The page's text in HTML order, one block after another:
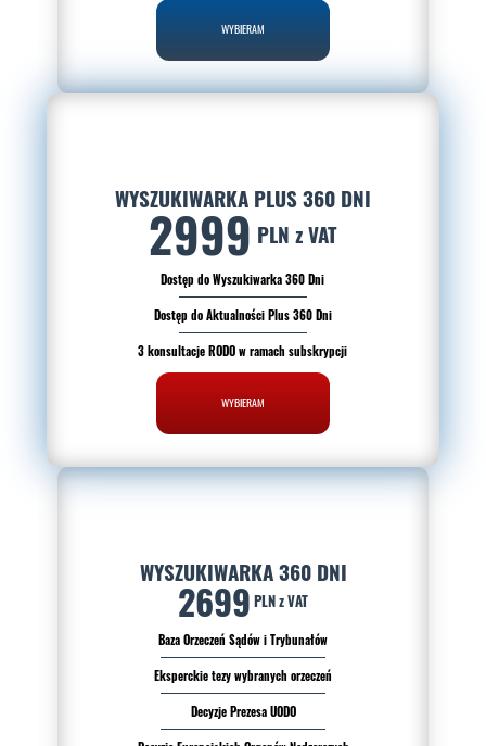
dostępu do swoich danych osobowych, ich
sprostowania, usunięcia, ograniczenia przetwarzania,
przenoszenia, wniesienia sprzeciwu wobec ich
Urzędu Ochrony Danych Osobowych. Więcej informacji
regulamin.
WYBIERAM
WYSZUKIWARKA PLUS 360 DNI
2999 PLN z VAT
Dostęp do Wyszukiwarka 360 Dni
Dostęp do Aktualności Plus 360 Dni
3 konsultacje RODO w ramach subskrypcji
WYBIERAM
WYSZUKIWARKA 360 DNI
2699 PLN z VAT
Baza Orzeczeń Sądów i Trybunałów
Eksperckie tezy wybranych orzeczeń
Decyzje Prezesa UODO